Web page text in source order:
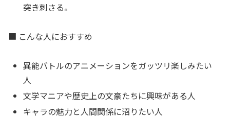
突き刺さる。
■ こんな人におすすめ
異能バトルのアニメーションをガッツリ楽しみたい
人
文学マニアや歴史上の文豪たちに興味がある人
キャラの魅力と人間関係に沼りたい人